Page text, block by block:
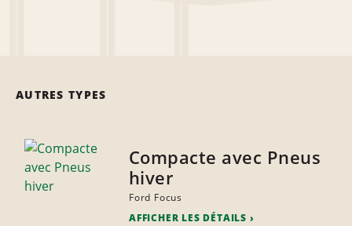
AUTRES TYPES
Compacte avec Pneus
hiver
Ford Focus
AFFICHER LES DÉTAILS